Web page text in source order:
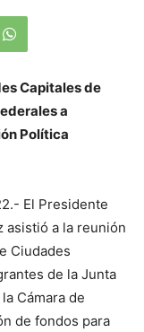
Capitales de
a
Política
El Presidente
asistió a la reunión
Ciudades
de la Junta
Cámara de
de fondos para